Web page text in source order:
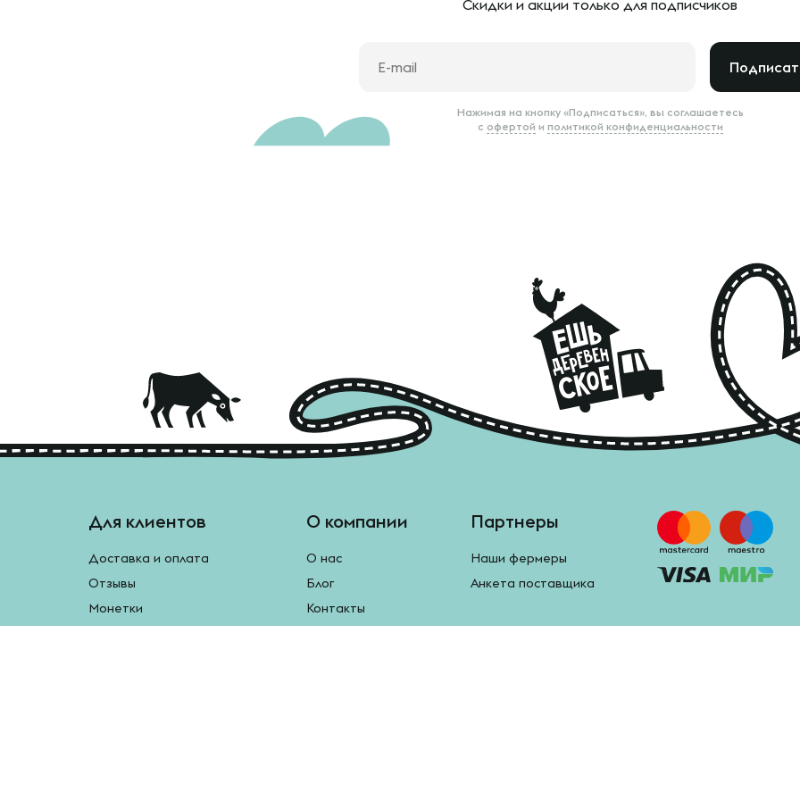
Скидки и акции только для подписчиков
Нажимая на кнопку «Подписаться», вы соглашаетесь
с офертой и политикой конфиденциальности
Для клиентов
Доставка и оплата
Отзывы
Монетки
О компании
О нас
Блог
Контакты
Партнеры
Наши фермеры
Анкета поставщика